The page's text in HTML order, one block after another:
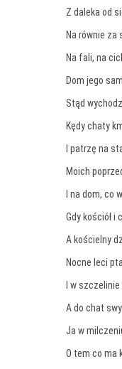
Z daleka od
Na równie za
Na fali, na
Dom jego
Stąd
Kędy chaty
I patrzę na
Moich
I na dom, co
Gdy kościół i
A kościelny
Nocne leci
I w
A do chat
Ja w
O tem co ma